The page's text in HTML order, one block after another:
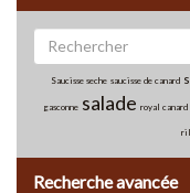
Saucisse seche saucisse de canard
gasconne salade royal canard
Recherche avancée